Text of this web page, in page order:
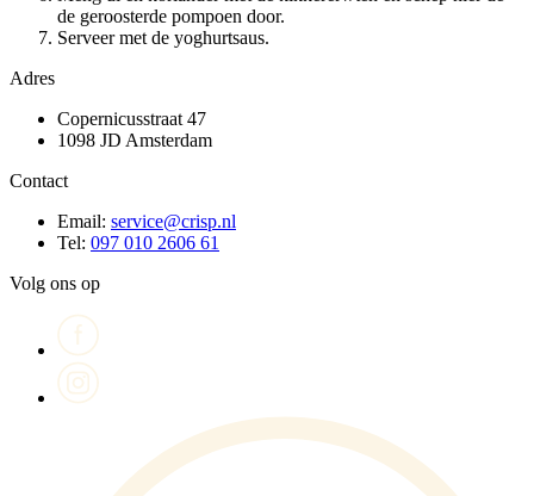
de geroosterde pompoen door.
Serveer met de yoghurtsaus.
Adres
Copernicusstraat 47
1098 JD Amsterdam
Contact
Email: service@crisp.nl
Tel: 097 010 2606 61
Volg ons op